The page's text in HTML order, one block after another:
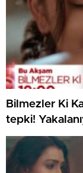
Bilmezler Ki
tepki!